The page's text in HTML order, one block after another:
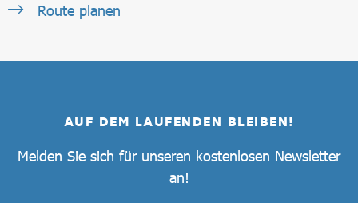
Route planen
AUF DEM LAUFENDEN BLEIBEN!
Melden Sie sich für unseren kostenlosen Newsletter
an!